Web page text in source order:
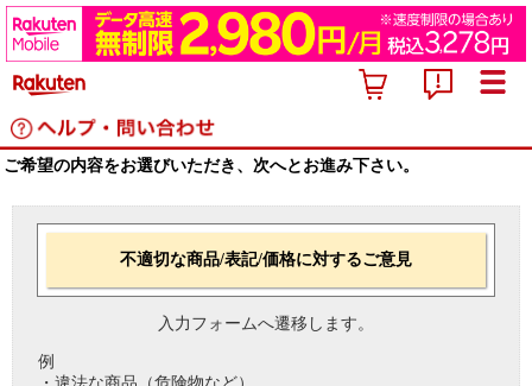
ご希望の内容をお選びいただき、次へとお進み下さい。
不適切な商品/表記/価格に対するご意見
入力フォームへ遷移します。
例